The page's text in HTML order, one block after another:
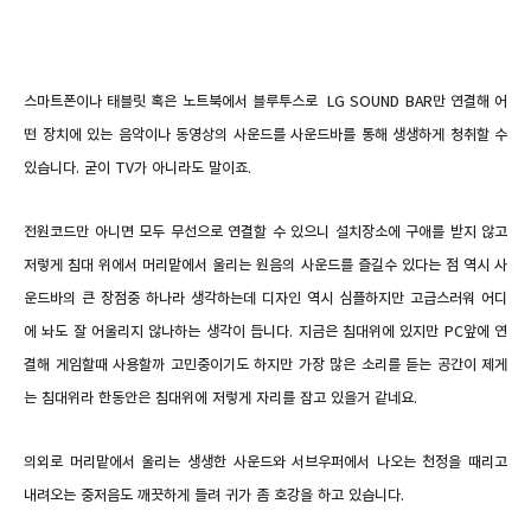
스마트폰이나 태블릿 혹은 노트북에서 블루투스로 LG SOUND BAR만 연결해 어
떤 장치에 있는 음악이나 동영상의 사운드를 사운드바를 통해 생생하게 청취할수
있습니다. 굳이 TV가 아니라도 말이죠.
전원코드만 아니면 모두 무선으로 연결할 수 있으니 설치장소에 구애를 받지 않고
저렇게 침대 위에서 머리맡에서 울리는 원음의 사운드를 즐길수 있다는 점 역시 사
운드바의 큰 장점중 하나라 생각하는데 디자인 역시 심플하지만 고급스러워 어디
에 놔도 잘 어울리지 않나하는 생각이 듭니다. 지금은 침대위에 있지만 PC앞에 연
결해 게임할때 사용할까 고민중이기도 하지만 가장 많은 소리를 듣는 공간이 제게
는 침대위라 한동안은 침대위에 저렇게 자리를 잡고 있을거 같네요.
의외로 머리맡에서 울리는 생생한 사운드와 서브우퍼에서 나오는 천정을 때리고
내려오는 중저음도 깨끗하게 들려 귀가 좀 호강을 하고 있습니다.